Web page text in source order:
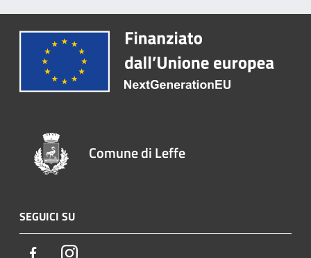
Comune di Leffe
SEGUICI SU
FacebookInstagram